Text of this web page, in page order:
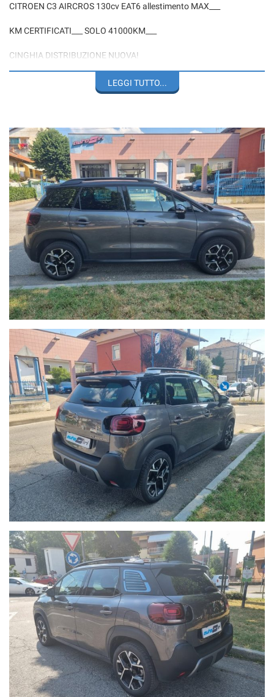
CITROEN C3 AIRCROS 130cv EAT6 allestimento MAX___
KM CERTIFICATI___ SOLO 41000KM___
CINGHIA DISTRIBUZIONE NUOVA!
la vettura verrà venduta con un anno di garanzia legale di
conformità!
a richiesta del cliente offriamo finanziamenti su misura, polizze
furto incendio + servizi a condizioni molto vantaggiose e in più
estensione della garanzia convenzionali fino a 36 mesi.
OFFICINA INTERNA___ CARRO-ATTREZZI INTERNO___GOMMISTA e
CARROZZERIA CONVENZIONATA___
La dotazione tecnica e gli optional potrebbero in alcuni casi differire
dall'effettivo equipaggiamento della vettura. Si declina ogni
responsabilità per eventuali involontarie incongruenze, che non
rappresentano un impegno contrattuale. Ce ne scusiamo
anticipatamente.
Visitate anche il nostro siti autosiri.it per scoprire tutte le nostre
offerte oltre alla nostra storia che ormai dura da più di 40 anni...
LEGGI TUTTO...